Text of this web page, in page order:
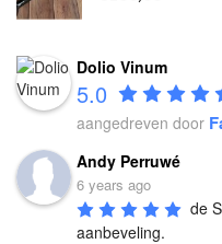
Dolio Vinum
5.0
aangedreven door
Andy Perruwé
6 years ago
de
aanbeveling.